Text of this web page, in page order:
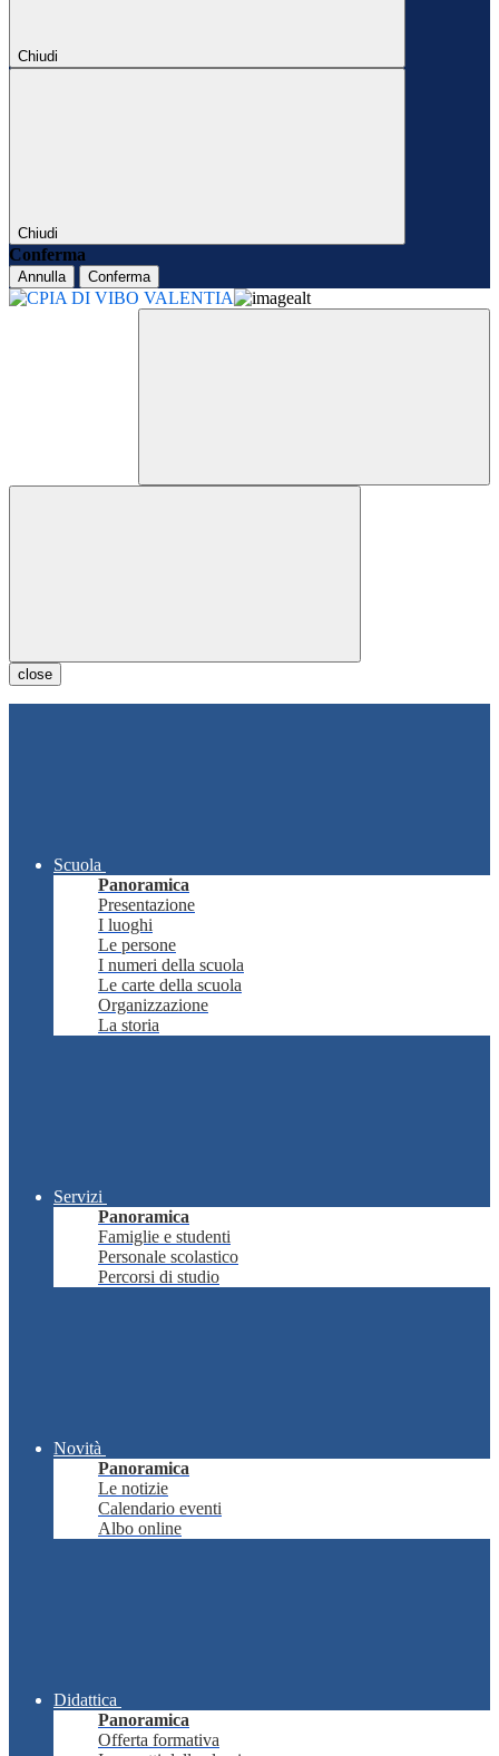
Chiudi
Chiudi
Conferma
Annulla Conferma
close
Scuola
Panoramica
Presentazione
I luoghi
Le persone
I numeri della scuola
Le carte della scuola
Organizzazione
La storia
Servizi
Panoramica
Famiglie e studenti
Personale scolastico
Percorsi di studio
Novità
Panoramica
Le notizie
Calendario eventi
Albo online
Didattica
Panoramica
Offerta formativa